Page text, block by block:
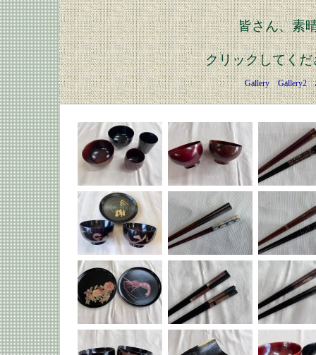
皆さん、素
クリックしてく
Gallery Gallery2